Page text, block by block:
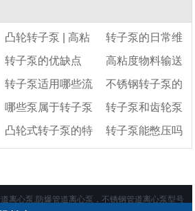
凸轮转子泵 | 高粘
流体输送利器 | 选
与维护全指南
转子泵的日常维
护与保养
转子泵的优缺点 高粘度物料输送
用什么泵好
转子泵适用哪些流
输送
不锈钢转子泵的
工作原理及应用范
哪些泵属于转子泵 转子泵和齿轮泵
的区别
凸轮式转子泵的特 转子泵能憋压吗
离心泵,防爆管道离心泵，不锈钢管道离心泵型号